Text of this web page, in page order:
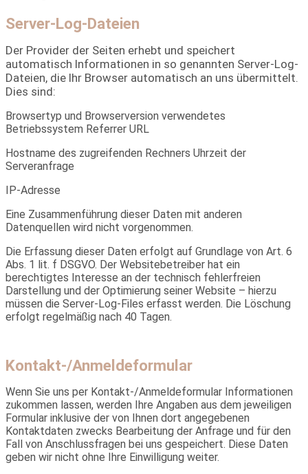
Server-Log-Dateien
Der Provider der Seiten erhebt und speichert
automatisch Informationen in so genannten Server-Log-
Dateien, die Ihr Browser automatisch an uns übermittelt.
Dies sind:
Browsertyp und Browserversion verwendetes
Betriebssystem Referrer URL
Hostname des zugreifenden Rechners Uhrzeit der
Serveranfrage
IP-Adresse
Eine Zusammenführung dieser Daten mit anderen
Datenquellen wird nicht vorgenommen.
Die Erfassung dieser Daten erfolgt auf Grundlage von Art. 6
Abs. 1 lit. f DSGVO. Der Websitebetreiber hat ein
berechtigtes Interesse an der technisch fehlerfreien
Darstellung und der Optimierung seiner Website – hierzu
müssen die Server-Log-Files erfasst werden. Die Löschung
erfolgt regelmäßig nach 40 Tagen.
Kontakt-/Anmeldeformular
Wenn Sie uns per Kontakt-/Anmeldeformular Informationen
zukommen lassen, werden Ihre Angaben aus dem jeweiligen
Formular inklusive der von Ihnen dort angegebenen
Kontaktdaten zwecks Bearbeitung der Anfrage und für den
Fall von Anschlussfragen bei uns gespeichert. Diese Daten
geben wir nicht ohne Ihre Einwilligung weiter.